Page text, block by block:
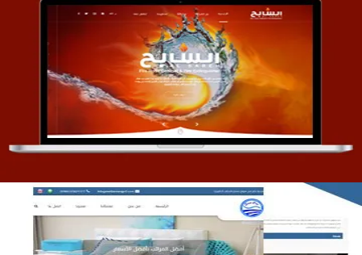
تصميم موقع السابح للصناعات المعدنية
التفاصيل